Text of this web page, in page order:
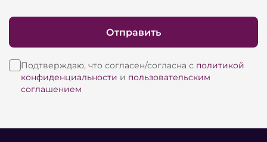
Подтверждаю, что согласен/согласна с политикой
конфиденциальности и пользовательским
соглашением
Отправить